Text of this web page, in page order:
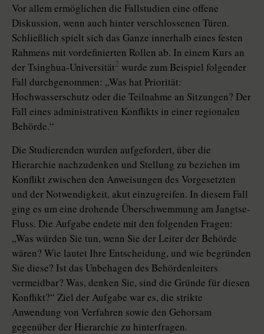
Vor allem ermöglichen die Fallstudien eine offene
Diskussion, wenn auch hinter verschlossenen Türen.
Schließlich spielt sich das Ganze innerhalb eines festen
Rahmens mit vordefinierten Rollen ab. In einem Kurs an
der Tsinghua-Universität2 wurde zum Beispiel folgender
Fall durchgenommen: „Was hat Priorität:
Hochwasserschutz oder die Teilnahme an Sitzungen? Der
Fall eines administrativen Konflikts in einer regionalen
Behörde.“
Die Studierenden wurden aufgefordert, über die
Hierarchie nachzudenken und Stellung zu beziehen im
Konflikt zwischen den Anweisungen des Vorgesetzten
und der Notwendigkeit, akut einzugreifen. In diesem Fall
ging es um eine drohende Überschwemmung am Jangtse-
Fluss. Die Aufgabe endete mit den folgenden Fragen:
„Was würden Sie tun, wenn Sie der Leiter der Behörde
wären? Wie lautet Ihre Entscheidung, und wie begründen
Sie diese? Ist das Unbehagen des Behördenleiters
vermeidbar? Was, denken Sie, sind die Gründe für diesen
Konflikt?“ Ziel der Aufgabe war es, die strikte
Anwendung von Verfahren sowie den Gehorsam
gegenüber der Hierarchie zu hinterfragen.